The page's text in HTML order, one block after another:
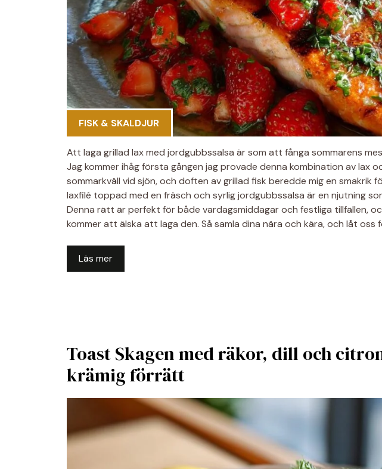
FISK & SKALDJUR
Att laga grillad lax med jordgubbssalsa är som att fånga sommarens
Jag kommer ihåg första gången jag provade denna kombination av lax
sommarkväll vid sjön, och doften av grillad fisk beredde mig en smakrik
laxfilé toppad med en fräsch och syrlig jordgubbssalsa är en njutning
Denna rätt är perfekt för både vardagsmiddagar och festliga tillfällen,
kommer att älska att laga den. Så samla dina nära och kära, och låt oss
Läs mer
Toast Skagen med räkor, dill och
krämig förrätt